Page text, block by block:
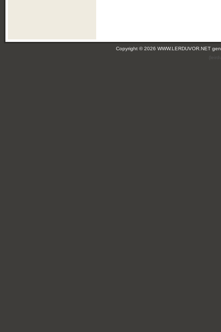
Copyright © 2026 WWW.LERDUVOR.NET